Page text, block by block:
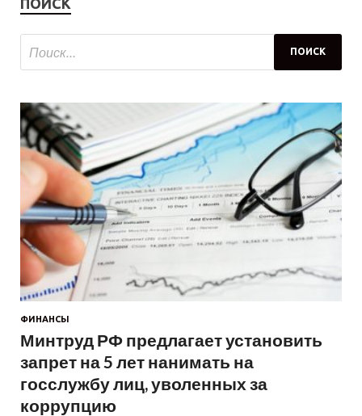
ФИНАНСЫ
Минтруд РФ предлагает установить
запрет на 5 лет нанимать на
госслужбу лиц, уволенных за
коррупцию